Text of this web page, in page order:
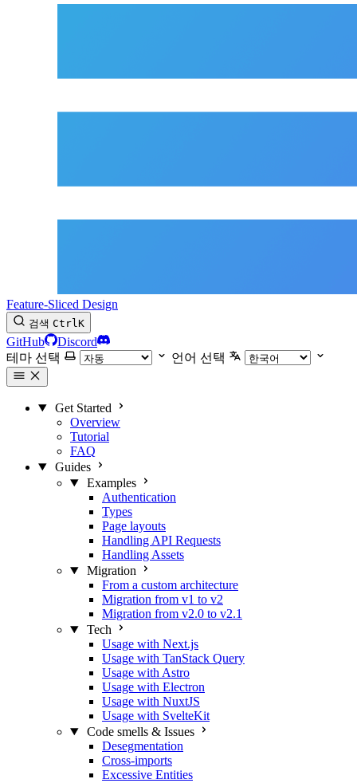
Feature-Sliced Design
검색 CtrlK
GitHub
Discord
테마 선택
언어 선택
Get Started
Overview
Tutorial
FAQ
Guides
Examples
Authentication
Types
Page layouts
Handling API Requests
Handling Assets
Migration
From a custom architecture
Migration from v1 to v2
Migration from v2.0 to v2.1
Tech
Usage with Next.js
Usage with TanStack Query
Usage with Astro
Usage with Electron
Usage with NuxtJS
Usage with SvelteKit
Code smells & Issues
Desegmentation
Cross-imports
Excessive Entities